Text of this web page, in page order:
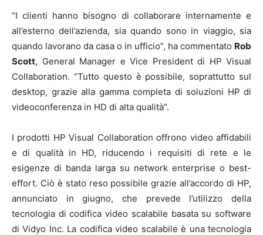
“I clienti hanno bisogno di collaborare internamente e
all’esterno dell’azienda, sia quando sono in viaggio, sia
quando lavorano da casa o in ufficio”, ha commentato Rob
Scott, General Manager e Vice President di HP Visual
Collaboration. “Tutto questo è possibile, soprattutto sul
desktop, grazie alla gamma completa di soluzioni HP di
videoconferenza in HD di alta qualità”.
I prodotti HP Visual Collaboration offrono video affidabili
e di qualità in HD, riducendo i requisiti di rete e le
esigenze di banda larga su network enterprise o best-
effort. Ciò è stato reso possibile grazie all’accordo di HP,
annunciato in giugno, che prevede l’utilizzo della
tecnologia di codifica video scalabile basata su software
di Vidyo Inc. La codifica video scalabile è una tecnologia